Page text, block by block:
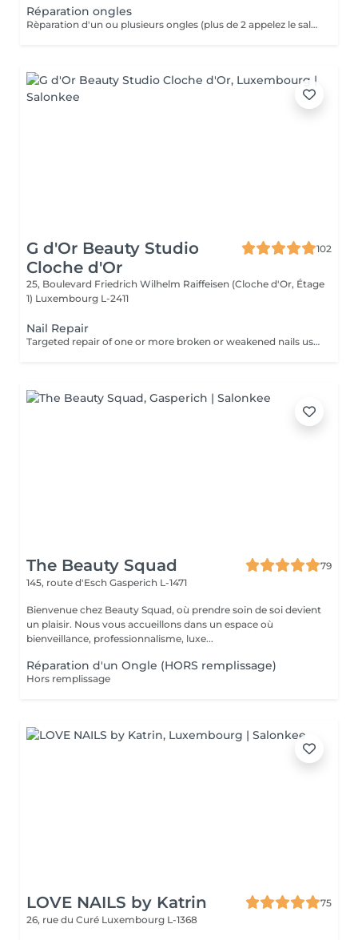
Réparation ongles
Rèparation d'un ou plusieurs ongles (plus de 2 appelez le salon svp)
G d'Or Beauty Studio
Cloche d'Or
102
25, Boulevard Friedrich Wilhelm Raiffeisen (Cloche d'Or, Étage
1) Luxembourg L-2411
Nail Repair
Targeted repair of one or more broken or weakened nails using gel. Add-on service to a gel treatment.
The Beauty Squad
79
145, route d'Esch Gasperich L-1471
Bienvenue chez Beauty Squad, où prendre soin de soi devient
un plaisir. Nous vous accueillons dans un espace où
bienveillance, professionnalisme, luxe...
Réparation d'un Ongle (HORS remplissage)
Hors remplissage
LOVE NAILS by Katrin
75
26, rue du Curé Luxembourg L-1368